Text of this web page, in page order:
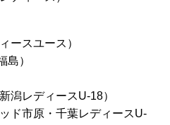
ースユース）
島）
潟レディースU-18）
ド市原・千葉レディースU-